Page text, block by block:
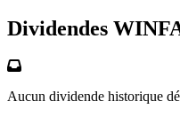
Dividendes
Aucun dividende historique